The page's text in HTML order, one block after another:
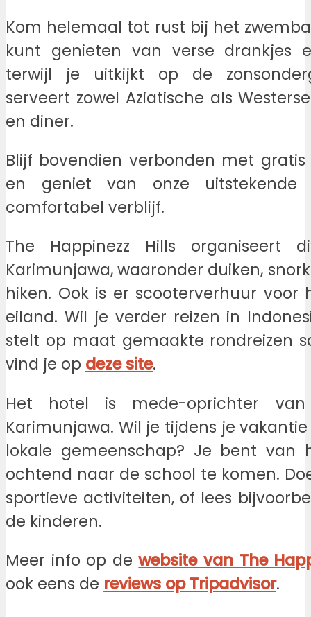
Kom helemaal tot rust bij het
kunt genieten van verse drankjes
terwijl je uitkijkt op de
serveert zowel Aziatische als
en diner.
Blijf bovendien verbonden met
en geniet van onze uitstekende
comfortabel verblijf.
The Happinezz Hills organiseert
Karimunjawa, waaronder duiken,
hiken. Ook is er scooterverhuur
eiland. Wil je verder reizen in
stelt op maat gemaakte rondreizen
vind je op deze site.
Het hotel is mede-oprichter
Karimunjawa. Wil je tijdens je
lokale gemeenschap? Je bent van
ochtend naar de school te komen.
sportieve activiteiten, of lees
de kinderen.
Meer info op dewebsite van The
ook eens de reviews op Tripadvisor.